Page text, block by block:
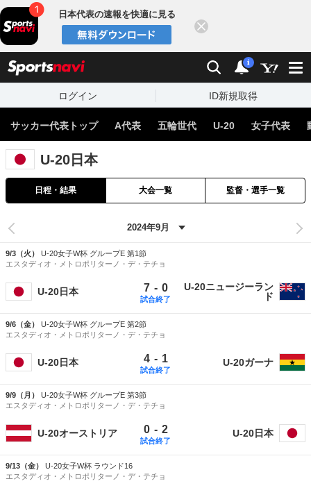
日本代表の速報を快適に見る
検索 通知
i
ログイン ID新規取得
サッカー代表トップ A代表 五輪世代 U-20 女子代表
U-20日本
日程・結果 大会一覧 監督・選手一覧
9/3（火）
U-20女子W杯 グループE 第1節
エスタディオ・メトロポリターノ・デ・テチョ
U-20日本 7 - 0
試合終了
U-20ニュージーラン
ド
9/6（金）
U-20女子W杯 グループE 第2節
エスタディオ・メトロポリターノ・デ・テチョ
U-20日本 4 - 1
試合終了
U-20ガーナ
9/9（月）
U-20女子W杯 グループE 第3節
エスタディオ・メトロポリターノ・デ・テチョ
U-20オーストリア 0 - 2
試合終了
U-20日本
9/13（金）
U-20女子W杯 ラウンド16
エスタディオ・メトロポリターノ・デ・テチョ